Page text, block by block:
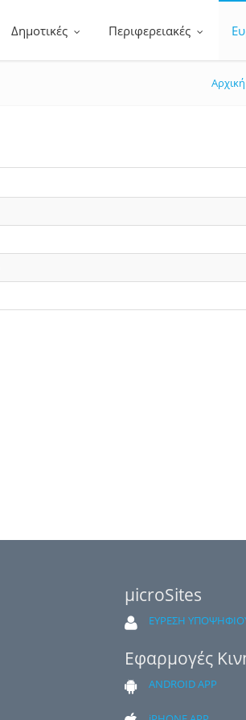
Δημοτικές Περιφερειακές
Αρχική
μicroSites
ΕΥΡΕΣΗ
Εφαρμογές
ANDROID APP